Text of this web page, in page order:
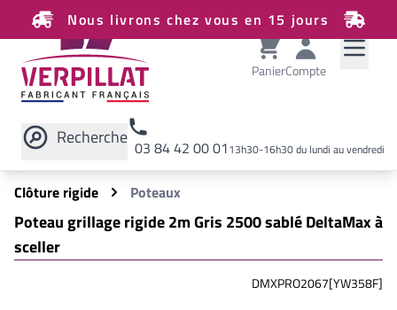
Nous livrons chez vous en 15 jours
PanierCompte
Recherche 03 84 42 00 0113h30-16h30 du lundi au vendredi
Rechercher sur le site
Clôture rigide
Poteaux
Poteau grillage rigide 2m Gris 2500 sablé DeltaMax à
sceller
DMXPRO2067[YW358F]